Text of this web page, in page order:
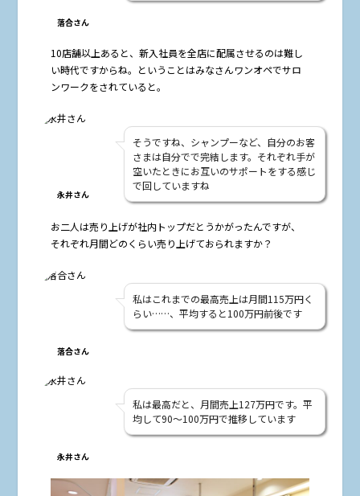
落合さん
――10店舗以上あると、新入社員を全店に配属させるのは難し
い時代ですからね。ということはみなさんワンオペでサロ
ンワークをされていると。
永井さん
そうですね、シャンプーなど、自分のお客
さまは自分でで完結します。それぞれ手が
空いたときにお互いのサポートをする感じ
で回していますね
――お二人は売り上げが社内トップだとうかがったんですが、
それぞれ月間どのくらい売り上げておられますか？
落合さん
私はこれまでの最高売上は月間115万円く
らい……、平均すると100万円前後です
永井さん
私は最高だと、月間売上127万円です。平
均して90〜100万円で推移しています